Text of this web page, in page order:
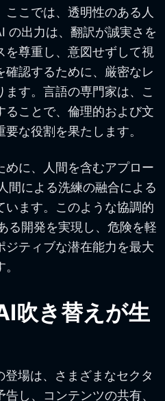
こでは、透明性のある人
の出力は、翻訳が誠実さを
尊重し、意図せずして視
認するために、厳密なレ
す。言語の専門家は、こ
ることで、倫理的および文
な役割を果たします。
めに、人間を含むアプロー
間による洗練の融合による
います。このような協調的
る開発を実現し、危険を軽
ティブな潜在能力を最大
吹き替えが生
登場は、さまざまなセクタ
し、コンテンツの共有、